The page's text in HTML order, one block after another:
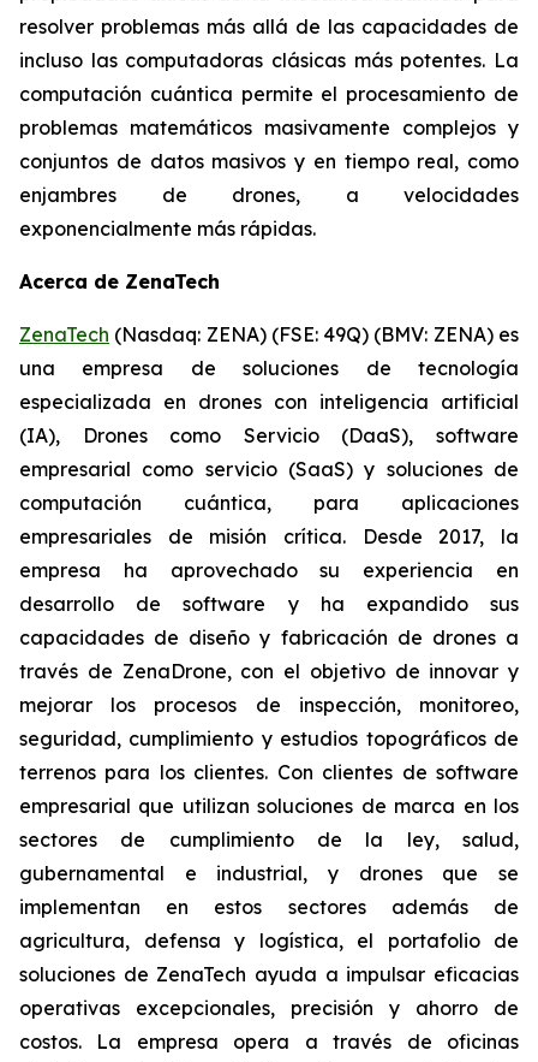
resolver problemas más allá de las capacidades de
incluso las computadoras clásicas más potentes. La
computación cuántica permite el procesamiento de
problemas matemáticos masivamente complejos y
conjuntos de datos masivos y en tiempo real, como
enjambres de drones, a velocidades
exponencialmente más rápidas.
Acerca de ZenaTech
ZenaTech (Nasdaq: ZENA) (FSE: 49Q) (BMV: ZENA) es
una empresa de soluciones de tecnología
especializada en drones con inteligencia artificial
(IA), Drones como Servicio (DaaS), software
empresarial como servicio (SaaS) y soluciones de
computación cuántica, para aplicaciones
empresariales de misión crítica. Desde 2017, la
empresa ha aprovechado su experiencia en
desarrollo de software y ha expandido sus
capacidades de diseño y fabricación de drones a
través de ZenaDrone, con el objetivo de innovar y
mejorar los procesos de inspección, monitoreo,
seguridad, cumplimiento y estudios topográficos de
terrenos para los clientes. Con clientes de software
empresarial que utilizan soluciones de marca en los
sectores de cumplimiento de la ley, salud,
gubernamental e industrial, y drones que se
implementan en estos sectores además de
agricultura, defensa y logística, el portafolio de
soluciones de ZenaTech ayuda a impulsar eficacias
operativas excepcionales, precisión y ahorro de
costos. La empresa opera a través de oficinas